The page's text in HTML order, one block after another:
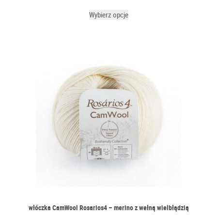
Wybierz opcje
włóczka CamWool Rosarios4 – merino z wełną wielbłądzią